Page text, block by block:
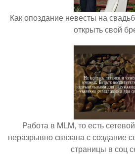
Как опоздание невесты на
открыть свой
Работа в MLM, то есть
неразрывно связана с создание
страницы в соц